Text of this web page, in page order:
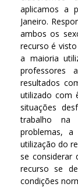
aplicamos a
Janeiro.
ambos os
recurso é
a maioria
professores
resultados
utilizado com
situações
trabalho na
problemas, a
utilização do
se considerar
recurso se
condições